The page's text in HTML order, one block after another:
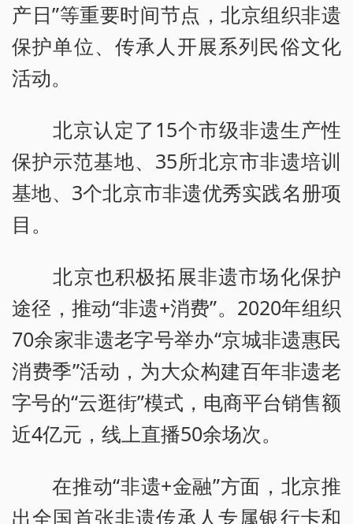
产日”等重要时间节点，北京组织非遗
保护单位、传承人开展系列民俗文化
活动。
北京认定了15个市级非遗生产性
保护示范基地、35所北京市非遗培训
基地、3个北京市非遗优秀实践名册项
目。
北京也积极拓展非遗市场化保护
途径，推动“非遗+消费”。2020年组织
70余家非遗老字号举办“京城非遗惠民
消费季”活动，为大众构建百年非遗老
字号的“云逛街”模式，电商平台销售额
近4亿元，线上直播50余场次。
在推动“非遗+金融”方面，北京推
出全国首张非遗传承人专属银行卡和